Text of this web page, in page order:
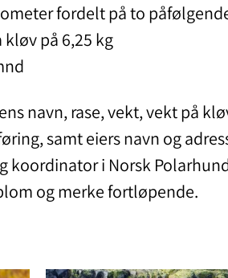
fordelt på to
på 6,25 kg
navn, rase, vekt, vekt på
samt eiers navn og
koordinator i Norsk
og merke fortløpende.